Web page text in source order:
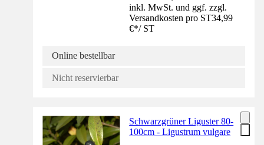
inkl. MwSt. und ggf. zzgl.
Versandkosten pro ST34,99
€*/ ST
Online bestellbar
Nicht reservierbar
Schwarzgrüner Liguster 80-
100cm - Ligustrum vulgare